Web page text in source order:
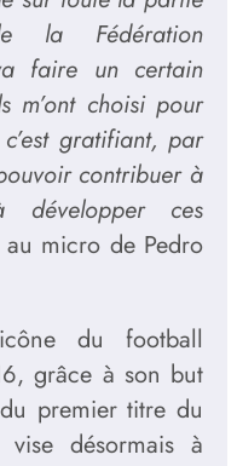
la Fédération
faire un certain
m’ont choisi pour
gratifiant, par
contribuer à
ces
micro de Pedro
du football
grâce à son but
premier titre du
désormais à